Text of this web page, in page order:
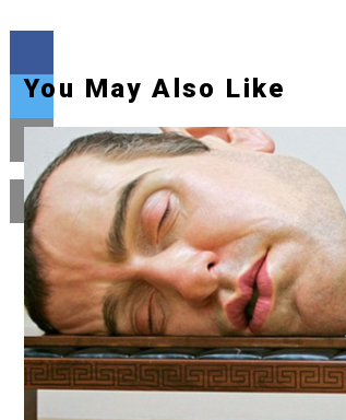
Flipboard
Reddit
Pinterest
Whatsapp
You May Also Like